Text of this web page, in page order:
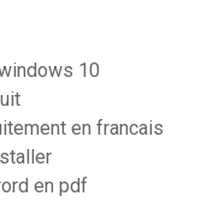
10
en francais
en pdf